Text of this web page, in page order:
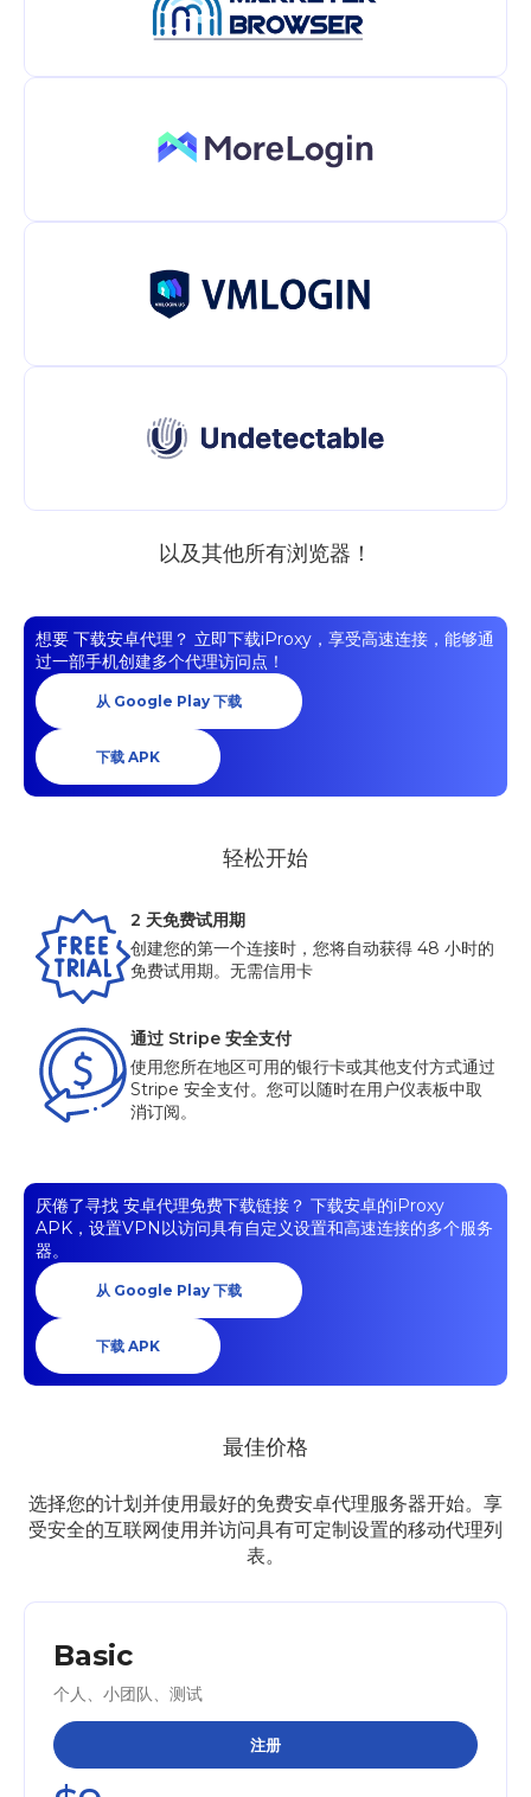
以及其他所有浏览器！
想要 下载安卓代理？ 立即下载iProxy，享受高速连接，能够通
过一部手机创建多个代理访问点！
从 Google Play 下载
下载 APK
轻松开始
2 天免费试用期
创建您的第一个连接时，您将自动获得 48 小时的
免费试用期。无需信用卡
通过 Stripe 安全支付
使用您所在地区可用的银行卡或其他支付方式通过
Stripe 安全支付。您可以随时在用户仪表板中取
消订阅。
厌倦了寻找 安卓代理免费下载链接？ 下载安卓的iProxy
APK，设置VPN以访问具有自定义设置和高速连接的多个服务
器。
从 Google Play 下载
下载 APK
最佳价格
选择您的计划并使用最好的免费安卓代理服务器开始。享
受安全的互联网使用并访问具有可定制设置的移动代理列
表。
Basic
个人、小团队、测试
注册